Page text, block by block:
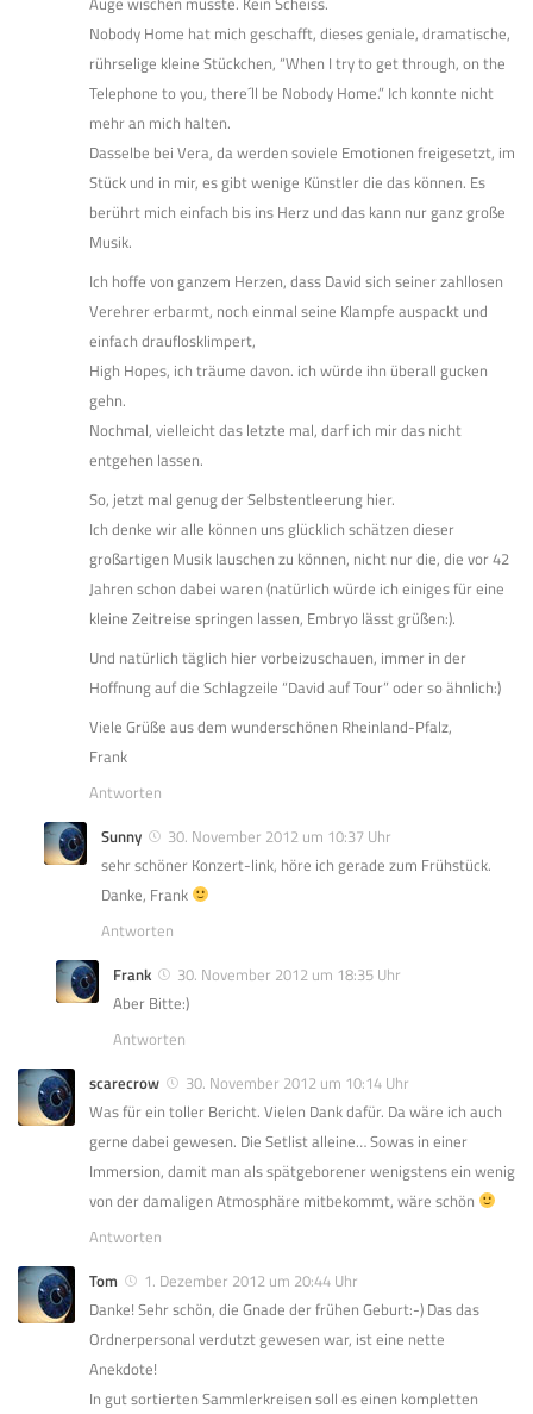
Nobody Home hat mich geschafft, dieses geniale, dramatische,
rührselige kleine Stückchen, “When I try to get through, on the
Telephone to you, there´ll be Nobody Home.” Ich konnte nicht
mehr an mich halten.
Dasselbe bei Vera, da werden soviele Emotionen freigesetzt, im
Stück und in mir, es gibt wenige Künstler die das können. Es
berührt mich einfach bis ins Herz und das kann nur ganz große
Musik.
Ich hoffe von ganzem Herzen, dass David sich seiner zahllosen
Verehrer erbarmt, noch einmal seine Klampfe auspackt und
einfach drauflosklimpert,
High Hopes, ich träume davon. ich würde ihn überall gucken
gehn.
Nochmal, vielleicht das letzte mal, darf ich mir das nicht
entgehen lassen.
So, jetzt mal genug der Selbstentleerung hier.
Ich denke wir alle können uns glücklich schätzen dieser
großartigen Musik lauschen zu können, nicht nur die, die vor 42
Jahren schon dabei waren (natürlich würde ich einiges für eine
kleine Zeitreise springen lassen, Embryo lässt grüßen:).
Und natürlich täglich hier vorbeizuschauen, immer in der
Hoffnung auf die Schlagzeile “David auf Tour” oder so ähnlich:)
Viele Grüße aus dem wunderschönen Rheinland-Pfalz,
Frank
Antworten
Sunny
30. November 2012 um 10:37 Uhr
sehr schöner Konzert-link, höre ich gerade zum Frühstück.
Danke, Frank
Antworten
Frank
30. November 2012 um 18:35 Uhr
Aber Bitte:)
Antworten
scarecrow
30. November 2012 um 10:14 Uhr
Was für ein toller Bericht. Vielen Dank dafür. Da wäre ich auch
gerne dabei gewesen. Die Setlist alleine… Sowas in einer
Immersion, damit man als spätgeborener wenigstens ein wenig
von der damaligen Atmosphäre mitbekommt, wäre schön
Antworten
Tom
1. Dezember 2012 um 20:44 Uhr
Danke! Sehr schön, die Gnade der frühen Geburt:-) Das das
Ordnerpersonal verdutzt gewesen war, ist eine nette
Anekdote!
In gut sortierten Sammlerkreisen soll es einen kompletten